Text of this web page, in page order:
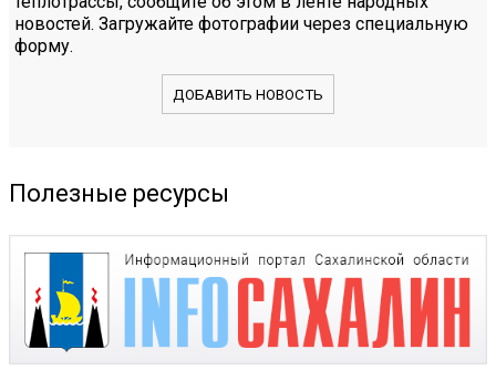
новостей. Загружайте фотографии через специальную
форму.
ДОБАВИТЬ НОВОСТЬ
Полезные ресурсы